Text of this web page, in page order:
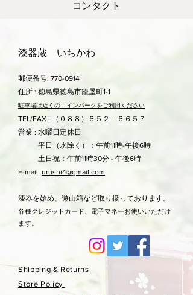
コンタクト
漆器蔵 いちかわ
郵便番号: 770-0914
住所 : 徳島県徳島市籠屋町1-1
駐車場は近くのコ インパークをご利用ください
TEL/FAX : （０８８）６５２－６６５７
営業 : 水曜日定休日
平日（水除く）：午前11時-午後6時
土日祝：午前11時30分 - 午後6時
E-mail: urushi4@gmail.com
漆器を始め、遊山箱など取り扱っております。
各種クレジットカード、電子マネーお使いいただけ
ます。
Shipping & Returns
Store Policy